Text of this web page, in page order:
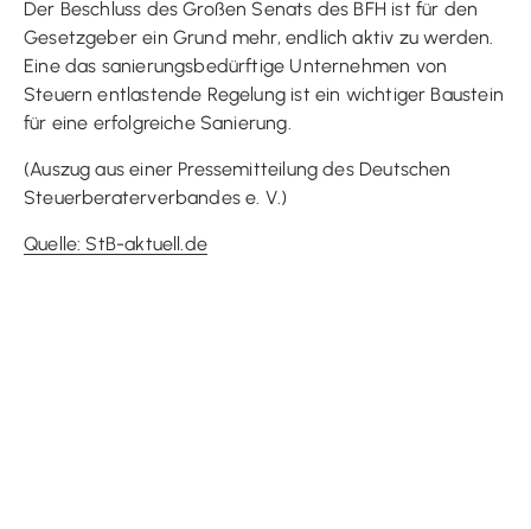
Der Beschluss des Großen Senats des BFH ist für den
Gesetzgeber ein Grund mehr, endlich aktiv zu werden.
Eine das sanierungsbedürftige Unternehmen von
Steuern entlastende Regelung ist ein wichtiger Baustein
für eine erfolgreiche Sanierung.
(Auszug aus einer Pressemitteilung des Deutschen
Steuerberaterverbandes e. V.)
Quelle: StB-aktuell.de